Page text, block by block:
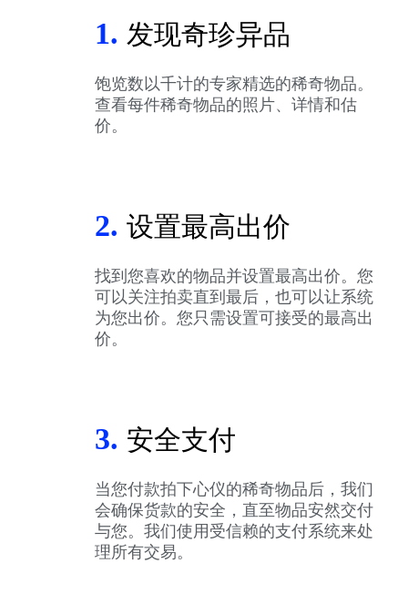
1. 发现奇珍异品
饱览数以千计的专家精选的稀奇物品。
查看每件稀奇物品的照片、详情和估
价。
2. 设置最高出价
找到您喜欢的物品并设置最高出价。您
可以关注拍卖直到最后，也可以让系统
为您出价。您只需设置可接受的最高出
价。
3. 安全支付
当您付款拍下心仪的稀奇物品后，我们
会确保货款的安全，直至物品安然交付
与您。我们使用受信赖的支付系统来处
理所有交易。